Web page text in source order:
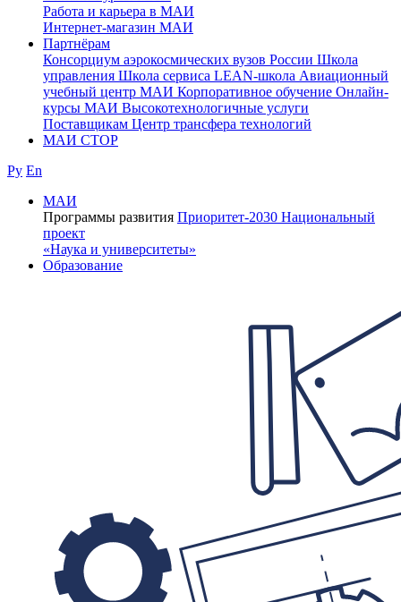
Работа и карьера в МАИ
Интернет-магазин МАИ
Партнёрам
Консорциум аэрокосмических вузов России Школа
управления Школа сервиса LEAN-школа Авиационный
учебный центр МАИ Корпоративное обучение Онлайн-
курсы МАИ Высокотехнологичные услуги
Поставщикам Центр трансфера технологий
МАИ СТОР
Ру En
МАИ
Программы развития Приоритет-2030 Национальный
проект
«Наука и университеты»
Образование